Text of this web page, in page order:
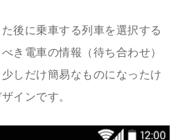
後に乗車する列車を選択する
き電車の情報（待ち合わせ）
しだけ簡易なものになったけ
インです。